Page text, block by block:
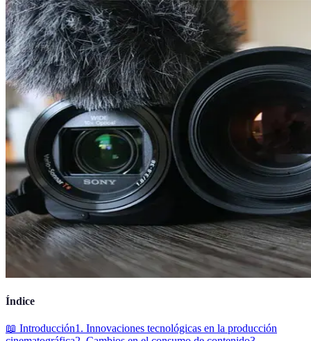
Índice
📖 Introducción1. Innovaciones tecnológicas en la producción